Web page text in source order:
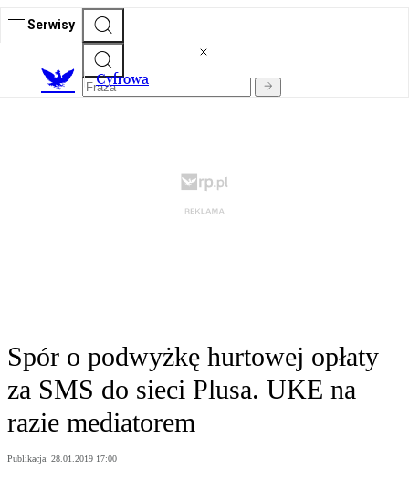
Serwisy
Cyfrowa
Spór o podwyżkę hurtowej opłaty
za SMS do sieci Plusa. UKE na
razie mediatorem
Publikacja: 28.01.2019 17:00